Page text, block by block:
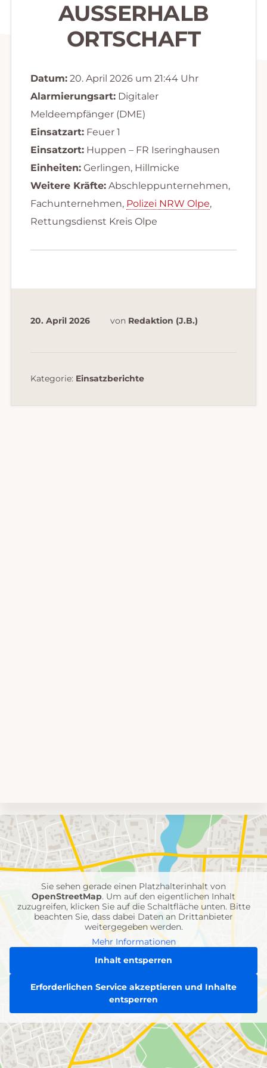
AUSSERHALB
ORTSCHAFT
Datum:20. April 2026 um 21:44 Uhr
Alarmierungsart:Digitaler
Meldeempfänger (DME)
Einsatzart:Feuer 1
Einsatzort:Huppen – FR Iseringhausen
Einheiten:Gerlingen, Hillmicke
Weitere Kräfte:Abschleppunternehmen,
Fachunternehmen, Polizei NRW Olpe,
Rettungsdienst Kreis Olpe
20. April 2026 von Redaktion (J.B.)
Kategorie: Einsatzberichte
Umgebungskarte
mit
Feuerwehr-
Einheiten
Sie sehen gerade einen Platzhalterinhalt von
OpenStreetMap. Um auf den eigentlichen Inhalt
zuzugreifen, klicken Sie auf die Schaltfläche unten. Bitte
beachten Sie, dass dabei Daten an Drittanbieter
weitergegeben werden.
Mehr Informationen
Inhalt entsperren
Erforderlichen Service akzeptieren und Inhalte
entsperren